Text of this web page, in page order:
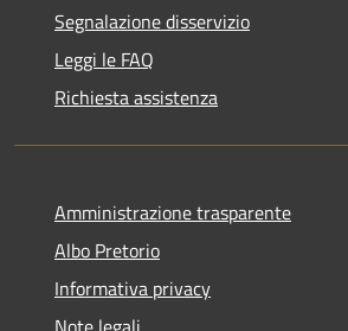
Segnalazione disservizio
Leggi le FAQ
Richiesta assistenza
Amministrazione trasparente
Albo Pretorio
Informativa privacy